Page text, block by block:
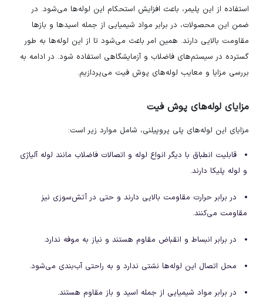
استفاده از این پلیمر، باعث افزایش استحکام این لوله‌ها می‌شود. در
ضمن این محصولات، در برابر مواد شیمیایی از جمله اسیدها و بازها
مقاومت بالایی دارند. همین امر باعث می‌شود تا از این لوله‌ها به طور
گسترده در سیستم‌های فاضلاب و آزمایشگاهی استفاده شود. در ادامه به
بررسی مزایا و معایب لوله‌های پوش فیت می‌پردازیم.
مزایای لوله‌های پوش فیت
مزایای این لوله‌های پلی پروپیلنی، شامل موارد زیر است:
قابلیت انطباق با دیگر انواع لوله و اتصالات فاضلاب مانند لوله آلیاژی
و لوله پلیکا دارند.
در برابر حرارت مقاومت بالایی دارند و حتی در آتش‌سوزی نیز
مقاومت می‌کنند.
در برابر انبساط و انقباض مقاوم هستند و نیاز به موفه ندارد.
محل اتصال این لوله‌ها نشتی ندارد و به راحتی آب‌بندی می‌شود.
در برابر مواد شیمیایی از جمله اسید و باز مقاوم هستند.